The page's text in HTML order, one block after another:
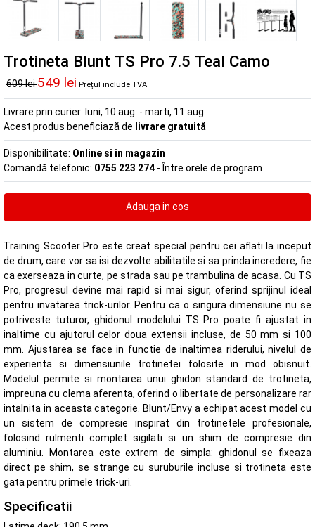
Trotineta Blunt TS Pro 7.5 Teal Camo
609 lei549 lei Prețul include TVA
Livrare prin curier: luni, 10 aug. - marti, 11 aug.
Acest produs beneficiază de livrare gratuită
Disponibilitate: Online si in magazin
Comandă telefonic: 0755 223 274 - Între orele de program
Training Scooter Pro este creat special pentru cei aflati la inceput
de drum, care vor sa isi dezvolte abilitatile si sa prinda incredere, fie
ca exerseaza in curte, pe strada sau pe trambulina de acasa. Cu TS
Pro, progresul devine mai rapid si mai sigur, oferind sprijinul ideal
pentru invatarea trick-urilor. Pentru ca o singura dimensiune nu se
potriveste tuturor, ghidonul modelului TS Pro poate fi ajustat in
inaltime cu ajutorul celor doua extensii incluse, de 50 mm si 100
mm. Ajustarea se face in functie de inaltimea riderului, nivelul de
experienta si dimensiunile trotinetei folosite in mod obisnuit.
Modelul permite si montarea unui ghidon standard de trotineta,
impreuna cu clema aferenta, oferind o libertate de personalizare rar
intalnita in aceasta categorie. Blunt/Envy a echipat acest model cu
un sistem de compresie inspirat din trotinetele profesionale,
folosind rulmenti complet sigilati si un shim de compresie din
aluminiu. Montarea este extrem de simpla: ghidonul se fixeaza
direct pe shim, se strange cu suruburile incluse si trotineta este
gata pentru primele trick-uri.
Specificatii